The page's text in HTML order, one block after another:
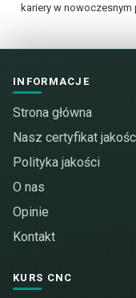
kariery w nowoczesnym
INFORMACJE
Strona główna
Nasz certyfikat
Polityka jakości
O nas
Opinie
Kontakt
KURS CNC